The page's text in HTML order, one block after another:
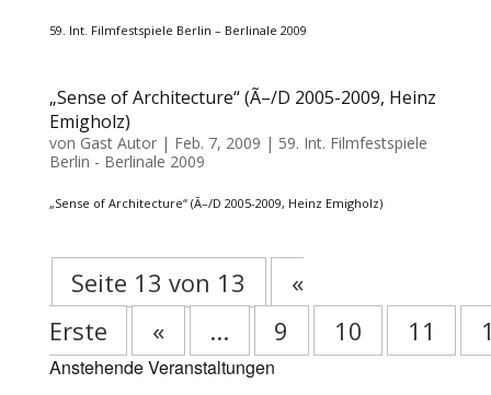
59. Int. Filmfestspiele Berlin – Berlinale 2009
„Sense of Architecture“ (Ã–/D 2005-2009, Heinz
Emigholz)
von Gast Autor| Feb. 7, 2009 | 59. Int. Filmfestspiele
Berlin - Berlinale 2009
„Sense of Architecture“ (Ã–/D 2005-2009, Heinz Emigholz)
Seite 13 von 13
«
Erste
« ... 9 10 11
Anstehende Veranstaltungen